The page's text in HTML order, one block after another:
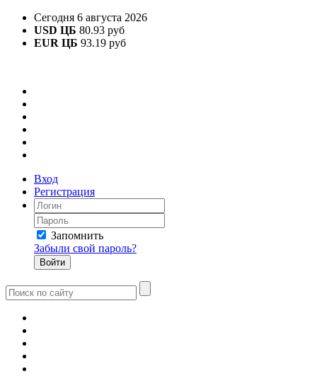
Сегодня 6 августа 2026
USD ЦБ 80.93 руб
EUR ЦБ 93.19 руб
Вход
Регистрация
Запомнить
Забыли свой пароль?